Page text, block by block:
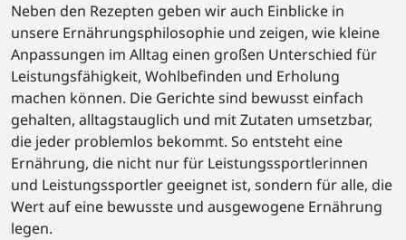
Neben den Rezepten geben wir auch Einblicke in
unsere Ernährungsphilosophie und zeigen, wie kleine
Anpassungen im Alltag einen großen Unterschied für
Leistungsfähigkeit, Wohlbefinden und Erholung
machen können. Die Gerichte sind bewusst einfach
gehalten, alltagstauglich und mit Zutaten umsetzbar,
die jeder problemlos bekommt. So entsteht eine
Ernährung, die nicht nur für Leistungssportlerinnen
und Leistungssportler geeignet ist, sondern für alle, die
Wert auf eine bewusste und ausgewogene Ernährung
legen.